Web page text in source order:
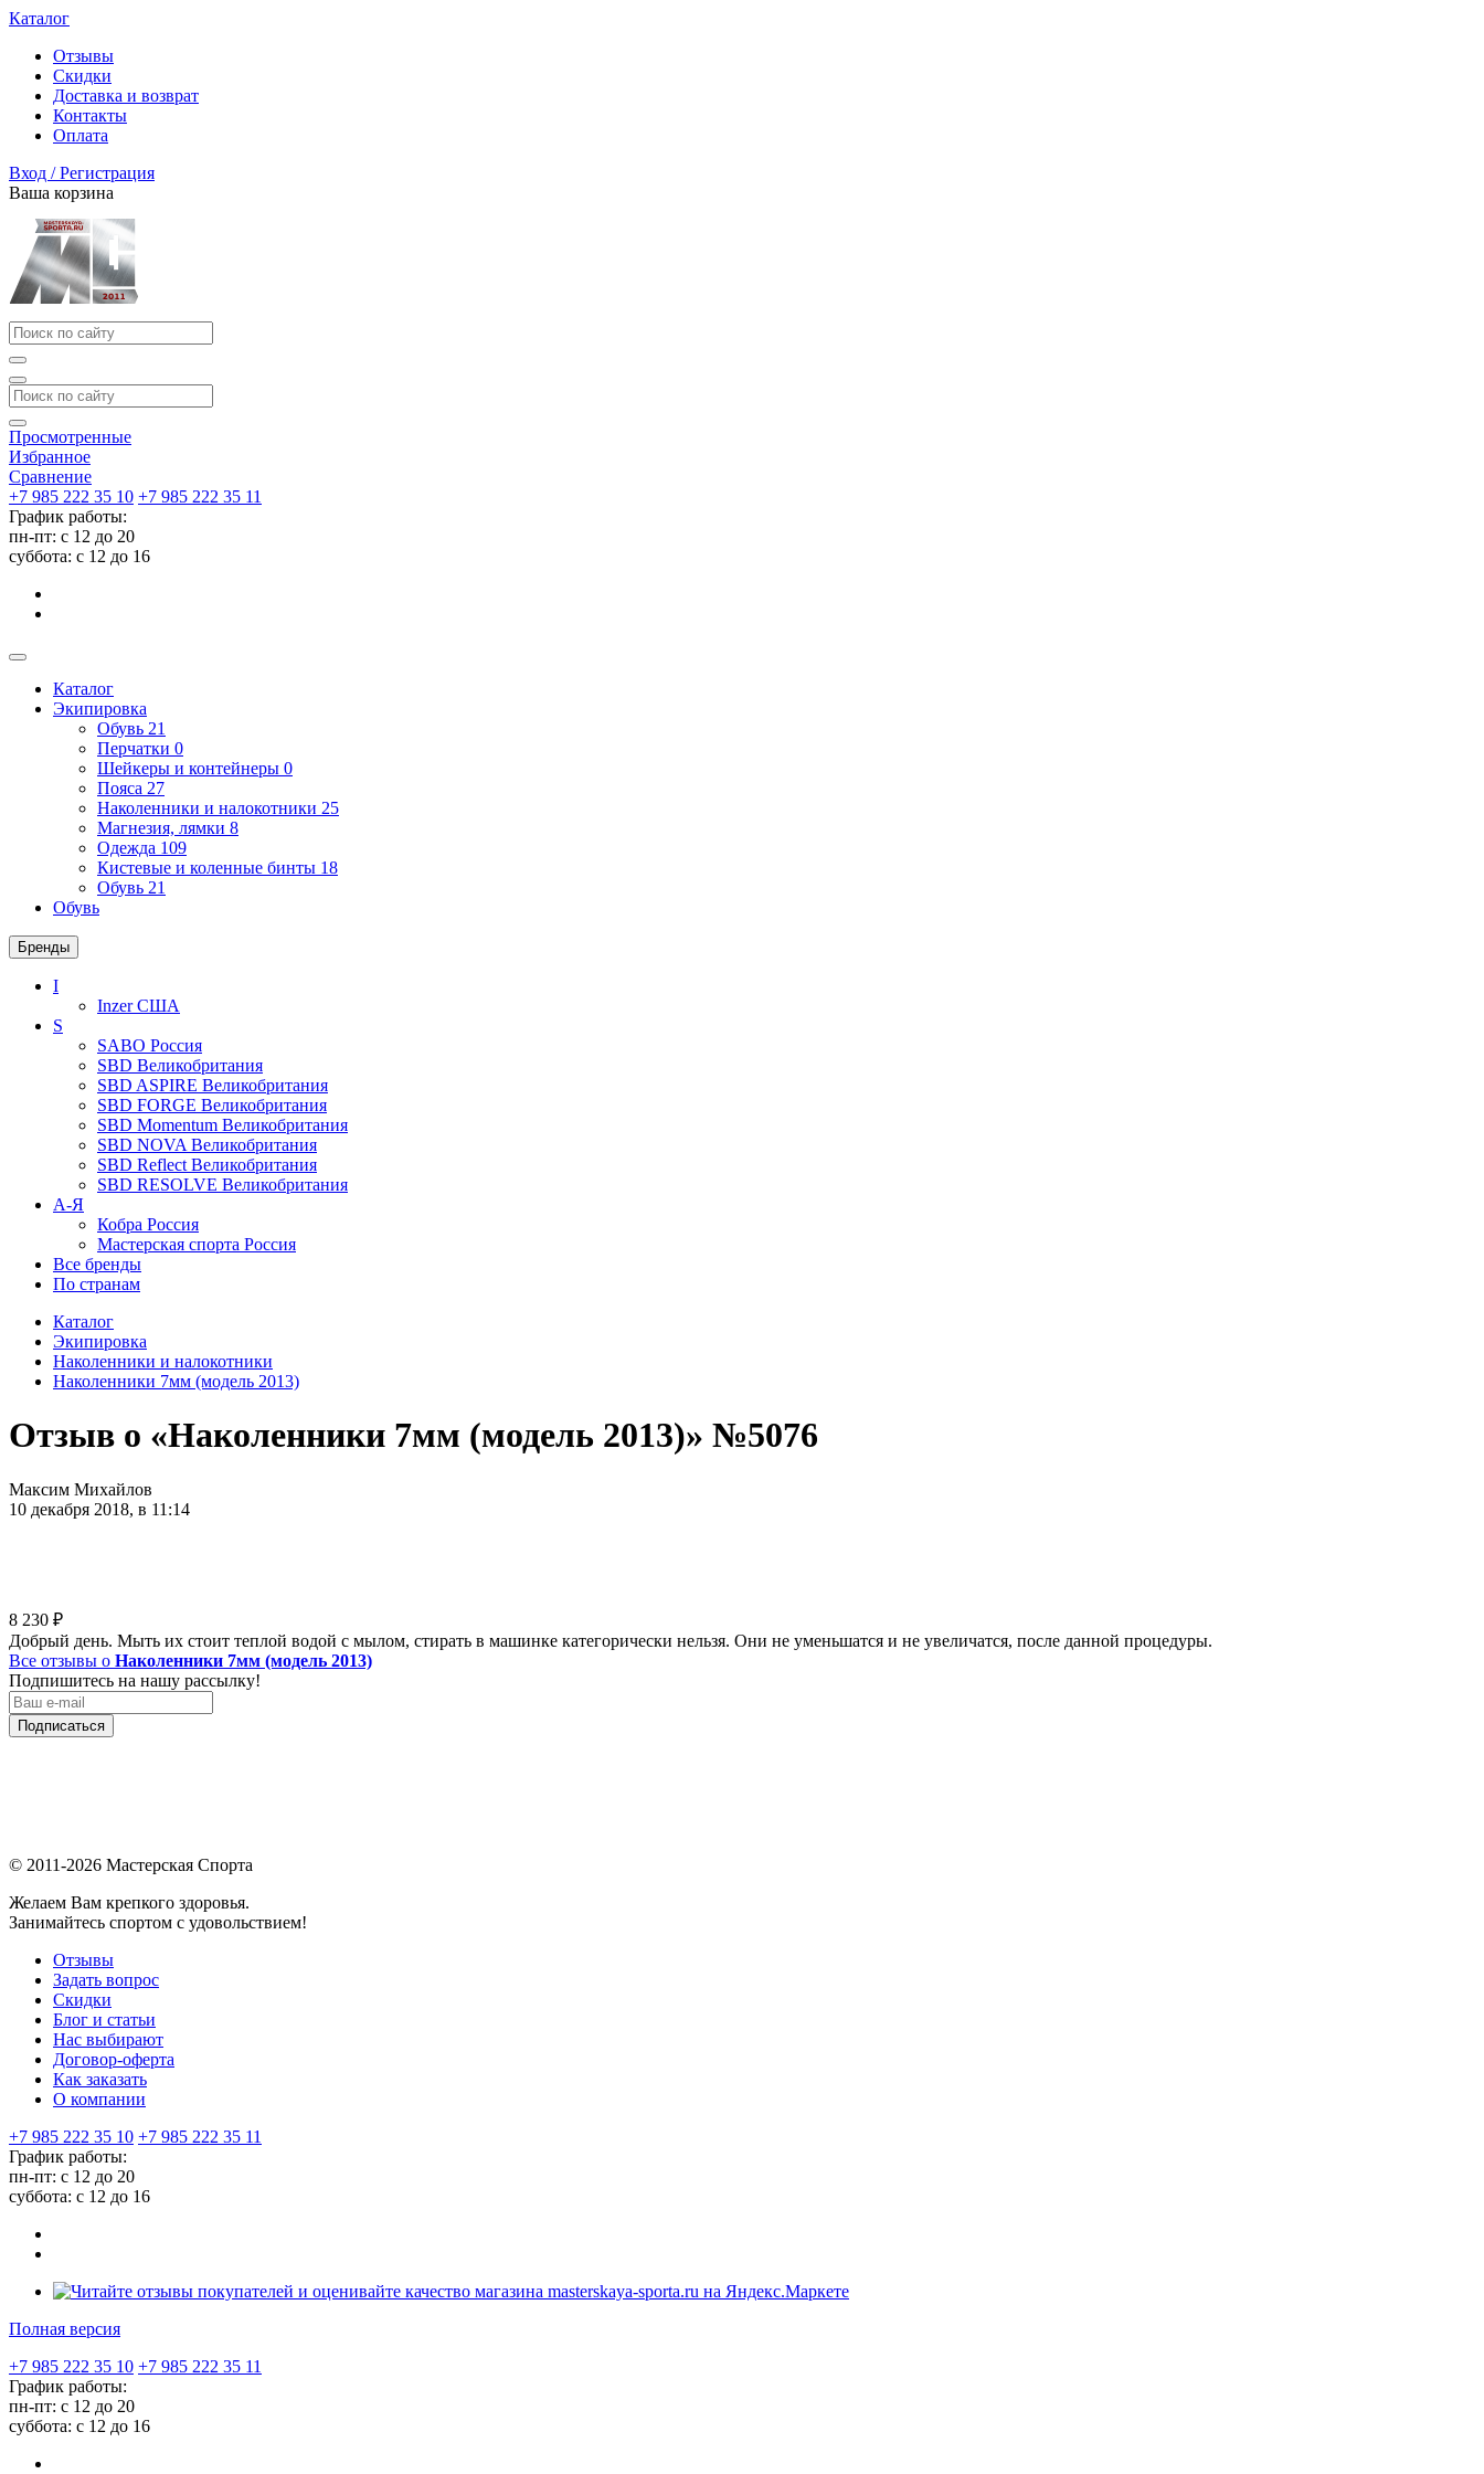
Каталог
Отзывы
Скидки
Доставка и возврат
Контакты
Оплата
Вход / Регистрация
Ваша корзина
Просмотренные
Избранное
Сравнение
+7 985 222 35 10 +7 985 222 35 11
График работы:
пн-пт: с 12 до 20
суббота: c 12 до 16
Каталог
Экипировка
Обувь 21
Перчатки 0
Шейкеры и контейнеры 0
Пояса 27
Наколенники и налокотники 25
Магнезия, лямки 8
Одежда 109
Кистевые и коленные бинты 18
Обувь 21
Обувь
Бренды
I
InzerСША
S
SABO Россия
SBD Великобритания
SBD ASPIRE Великобритания
SBD FORGE Великобритания
SBD Momentum Великобритания
SBD NOVA Великобритания
SBD Reflect Великобритания
SBD RESOLVE Великобритания
А-Я
Кобра Россия
Мастерская спорта Россия
Все бренды
По странам
Каталог
Экипировка
Наколенники и налокотники
Наколенники 7мм (модель 2013)
Отзыв о «Наколенники 7мм (модель 2013)» №5076
Максим Михайлов
10 декабря 2018, в 11:14
8 230 ₽
Добрый день. Мыть их стоит теплой водой с мылом, стирать в машинке категорически нельзя. Они не уменьшатся и не увеличатся, после данной процедуры.
Все отзывы о Наколенники 7мм (модель 2013)
Подпишитесь на нашу рассылку!
Подписаться
© 2011-2026 Мастерская Спорта
Желаем Вам крепкого здоровья.
Занимайтесь спортом с удовольствием!
Отзывы
Задать вопрос
Скидки
Блог и статьи
Нас выбирают
Договор-оферта
Как заказать
О компании
+7 985 222 35 10 +7 985 222 35 11
График работы:
пн-пт: с 12 до 20
суббота: c 12 до 16
Полная версия
+7 985 222 35 10 +7 985 222 35 11
График работы:
пн-пт: с 12 до 20
суббота: c 12 до 16